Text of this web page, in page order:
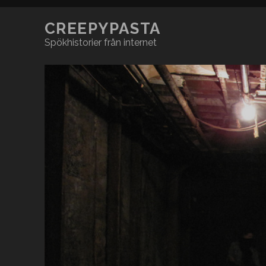
CREEPYPASTA
Spökhistorier från internet